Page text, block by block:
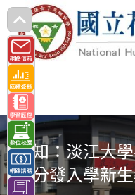
跳
轉
至
主
要
內
容 轉知：淡江大
「分發入學新